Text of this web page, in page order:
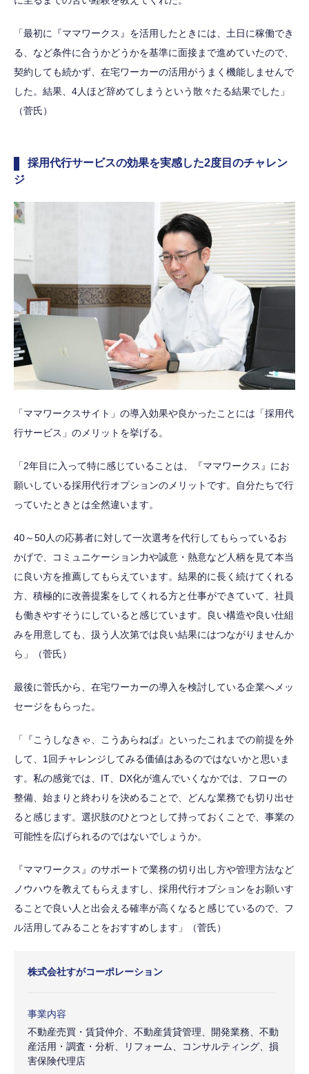
「最初に『ママワークス』を活用したときには、土日に稼働でき
る、など条件に合うかどうかを基準に面接まで進めていたので、
契約しても続かず、在宅ワーカーの活用がうまく機能しませんで
した。結果、4人ほど辞めてしまうという散々たる結果でした」
（菅氏）
採用代行サービスの効果を実感した2度目のチャレン
ジ
「ママワークスサイト」の導入効果や良かったことには「採用代
行サービス」のメリットを挙げる。
「2年目に入って特に感じていることは、『ママワークス』にお
願いしている採用代行オプションのメリットです。自分たちで行
っていたときとは全然違います。
40～50人の応募者に対して一次選考を代行してもらっているお
かげで、コミュニケーション力や誠意・熱意など人柄を見て本当
に良い方を推薦してもらえています。結果的に長く続けてくれる
方、積極的に改善提案をしてくれる方と仕事ができていて、社員
も働きやすそうにしていると感じています。良い構造や良い仕組
みを用意しても、扱う人次第では良い結果にはつながりませんか
ら」（菅氏）
最後に菅氏から、在宅ワーカーの導入を検討している企業へメッ
セージをもらった。
「『こうしなきゃ、こうあらねば』といったこれまでの前提を外
して、1回チャレンジしてみる価値はあるのではないかと思いま
す。私の感覚では、IT、DX化が進んでいくなかでは、フローの
整備、始まりと終わりを決めることで、どんな業務でも切り出せ
ると感じます。選択肢のひとつとして持っておくことで、事業の
可能性を広げられるのではないでしょうか。
『ママワークス』のサポートで業務の切り出し方や管理方法など
ノウハウを教えてもらえますし、採用代行オプションをお願いす
ることで良い人と出会える確率が高くなると感じているので、フ
ル活用してみることをおすすめします」（菅氏）
株式会社すがコーポレーション
事業内容
不動産売買・賃貸仲介、不動産賃貸管理、開発業務、不動
産活用・調査・分析、リフォーム、コンサルティング、損
害保険代理店